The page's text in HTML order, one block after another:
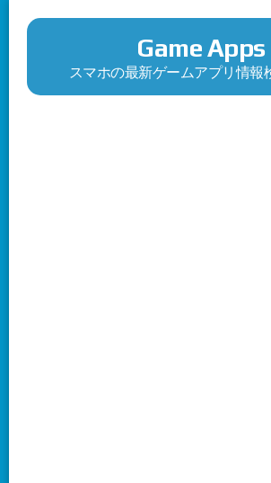
Game Apps
スマホの最新ゲームアプリ情報